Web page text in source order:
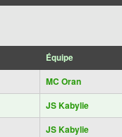
Équipe
MC Oran
JS Kabylie
JS Kabylie